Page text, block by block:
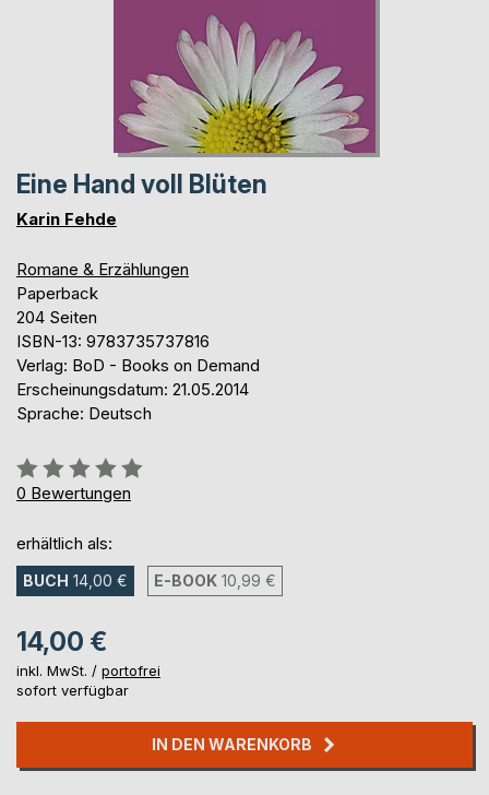
Eine Hand voll Blüten
Karin Fehde
Romane & Erzählungen
Paperback
204 Seiten
ISBN-13: 9783735737816
Verlag: BoD - Books on Demand
Erscheinungsdatum: 21.05.2014
Sprache: Deutsch
Bewertung::
0%
0 Bewertungen
erhältlich als:
BUCH 14,00 € E-BOOK 10,99 €
14,00 €
inkl. MwSt. / portofrei
sofort verfügbar
IN DEN WARENKORB